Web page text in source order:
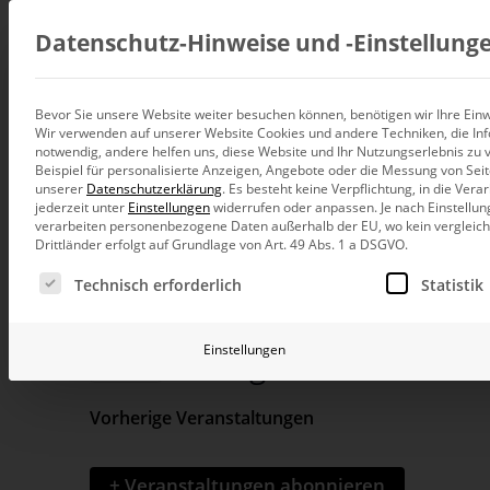
Beratung
Datenintegration
Individuelle Datenarchitektur-
BI und Analytics
Ganzheitliche Data-Analytics-
Planung, Forecasting und Simulation
Betrieb und
Veranstaltungen
Such-
und
Schlüsselwort
Veranstaltungen
Schlüsselwort.
8. August 2026
wählen.
Vorherige Veranstaltungen
+ Veranstaltungen abonnieren
Datenschutz-Hinweise und
Bevor Sie unsere Website weiter besuchen können, benötigen wir Ihre
Wir verwenden auf unserer Website Cookies und andere Techniken, die
notwendig, andere helfen uns, diese Website und Ihr Nutzungserlebnis zu
Beispiel für personalisierte Anzeigen, Angebote oder die Messung von
unserer Datenschutzerklärung. Es besteht keine Verpflichtung, in die
jederzeit unter Einstellungenwiderrufen oder anpassen. Je nach
verarbeiten personenbezogene Daten außerhalb der EU, wo kein
Drittländer erfolgt auf Grundlage von Art. 49 Abs. 1 a DSGVO.
Es folgt eine Liste der Service-Gruppen, für die eine
Technisch erforderlich Statistik
Einstellungen